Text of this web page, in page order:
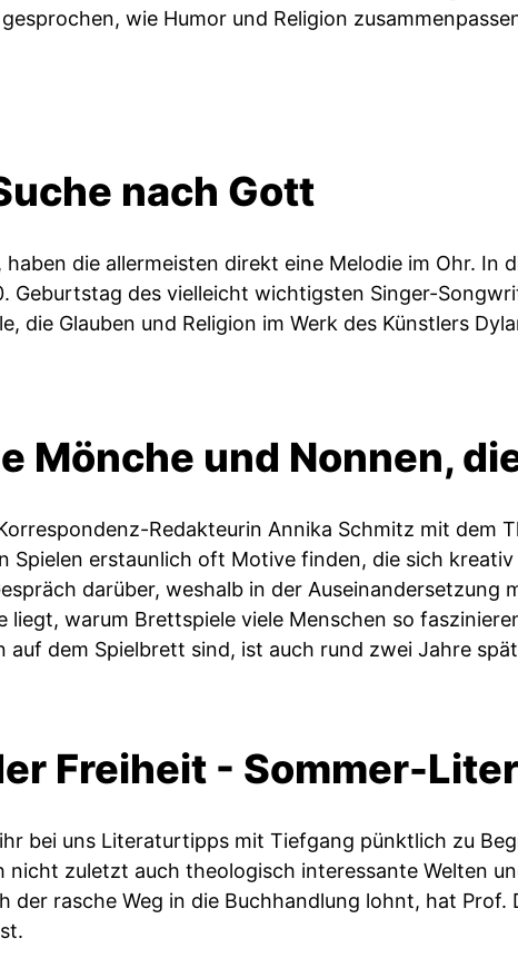
wie Humor und Religion
nach Gott
die allermeisten direkt eine Melodie im Ohr. In
Geburtstag des vielleicht wichtigsten Singer-
die Glauben und Religion im Werk des Künstlers
Mönche und Nonnen,
Redakteurin Annika Schmitz mit dem
Spielen erstaunlich oft Motive finden, die sich
darüber, weshalb in der Auseinandersetzung
liegt, warum Brettspiele viele Menschen so
auf dem Spielbrett sind, ist auch rund zwei Jahre
Freiheit - Sommer-
bei uns Literaturtipps mit Tiefgang pünktlich zu
nicht zuletzt auch theologisch interessante Welten
der rasche Weg in die Buchhandlung lohnt, hat Prof.